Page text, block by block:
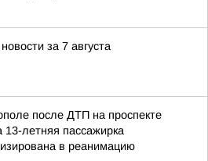
за 7 августа
после ДТП на проспекте
13-летняя пассажирка
в реанимацию